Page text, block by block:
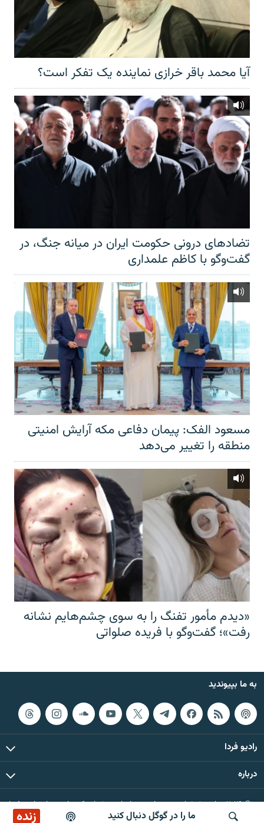
ما را در گوگل دنبال کنید زنده
آیا محمد باقر خرازی نماینده یک تفکر است؟
تضادهای درونی حکومت ایران در میانه جنگ، در
گفت‌‌وگو با کاظم علمداری
مسعود الفک: پیمان دفاعی مکه آرایش امنیتی
منطقه را تغییر می‌دهد
«دیدم مأمور تفنگ را به سوی چشم‌هایم نشانه
رفت»؛ گفت‌و‌گو با فریده صلواتی
به ما بپیوندید
رادیو فردا
درباره
© ۲۰۲۶ تمام حقوق این وب‌سایت، بر اساس مقررات کپی‌رایت، برای رادیو فردا
محفوظ است.